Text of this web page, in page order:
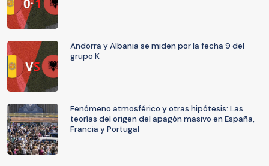
Andorra y Albania se miden por la fecha 9 del
grupo K
Fenómeno atmosférico y otras hipótesis: Las
teorías del origen del apagón masivo en España,
Francia y Portugal